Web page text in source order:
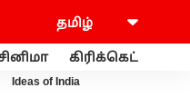
கிரிக்கெட்
Ideas of India